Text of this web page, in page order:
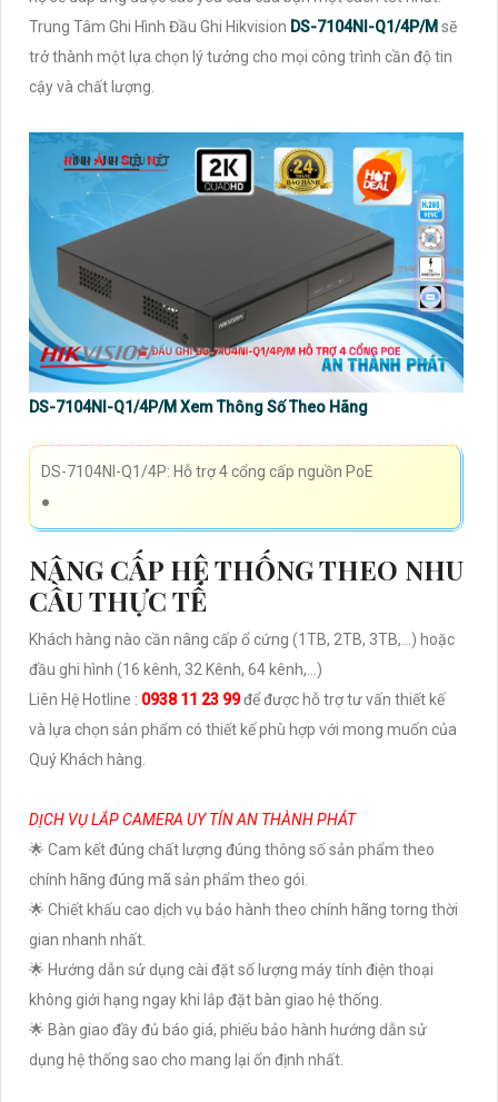
Trung Tâm Ghi Hình Đầu Ghi Hikvision DS-7104NI-Q1/4P/M sẽ
trở thành một lựa chọn lý tưởng cho mọi công trình cần độ tin
cậy và chất lượng.
DS-7104NI-Q1/4P/M Xem Thông Số Theo Hãng
DS-7104NI-Q1/4P: Hỗ trợ 4 cổng cấp nguồn PoE
●
NÂNG CẤP HỆ THỐNG THEO NHU
CẦU THỰC TẾ
Khách hàng nào cần nâng cấp ổ cứng (1TB, 2TB, 3TB,...) hoặc
đầu ghi hình (16 kênh, 32 Kênh, 64 kênh,...)
Liên Hệ Hotline : 0938 11 23 99để được hỗ trợ tư vấn thiết kế
và lựa chọn sản phẩm có thiết kế phù hợp với mong muốn của
Quý Khách hàng.
DỊCH VỤ LẮP CAMERA UY TÍN AN THÀNH PHÁT
🌟 Cam kết đúng chất lượng đúng thông số sản phẩm theo
chính hãng đúng mã sản phẩm theo gói.
🌟 Chiết khấu cao dịch vụ bảo hành theo chính hãng torng thời
gian nhanh nhất.
🌟 Hướng dẫn sử dụng cài đặt số lượng máy tính điện thoại
không giới hạng ngay khi lắp đặt bàn giao hệ thống.
🌟 Bàn giao đầy đủ báo giá, phiếu bảo hành hướng dẫn sử
dụng hệ thống sao cho mang lại ổn định nhất.